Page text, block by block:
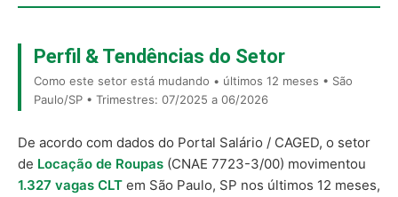
Perfil & Tendências do Setor
Como este setor está mudando • últimos 12 meses • São
Paulo/SP • Trimestres: 07/2025 a 06/2026
De acordo com dados do Portal Salário / CAGED, o setor
de Locação de Roupas (CNAE 7723-3/00) movimentou
1.327 vagas CLT em São Paulo, SP nos últimos 12 meses,